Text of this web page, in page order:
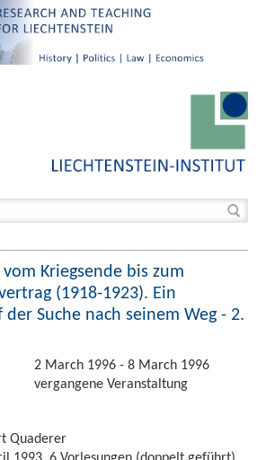
Kriegsende bis zum
(1918-1923). Ein
Suche nach seinem Weg - 2.
2 March 1996 - 8 March 1996
vergangene Veranstaltung
Quaderer